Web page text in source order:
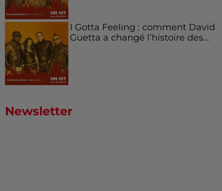
I Gotta Feeling : comment David
Guetta a changé l’histoire des...
Newsletter